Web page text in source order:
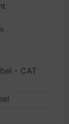
- CAT